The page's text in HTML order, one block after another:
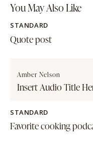
You May Also Like
STANDARD
Quote post
Amber Nelson
Insert Audio Title
STANDARD
Favorite cooking